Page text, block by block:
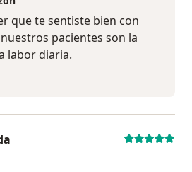
que te sentiste bien con
pacientes son la
labor diaria.